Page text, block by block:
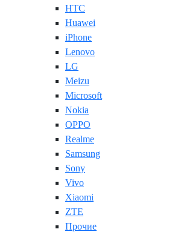
HTC
Huawei
iPhone
Lenovo
LG
Meizu
Microsoft
Nokia
OPPO
Realme
Samsung
Sony
Vivo
Xiaomi
ZTE
Прочие